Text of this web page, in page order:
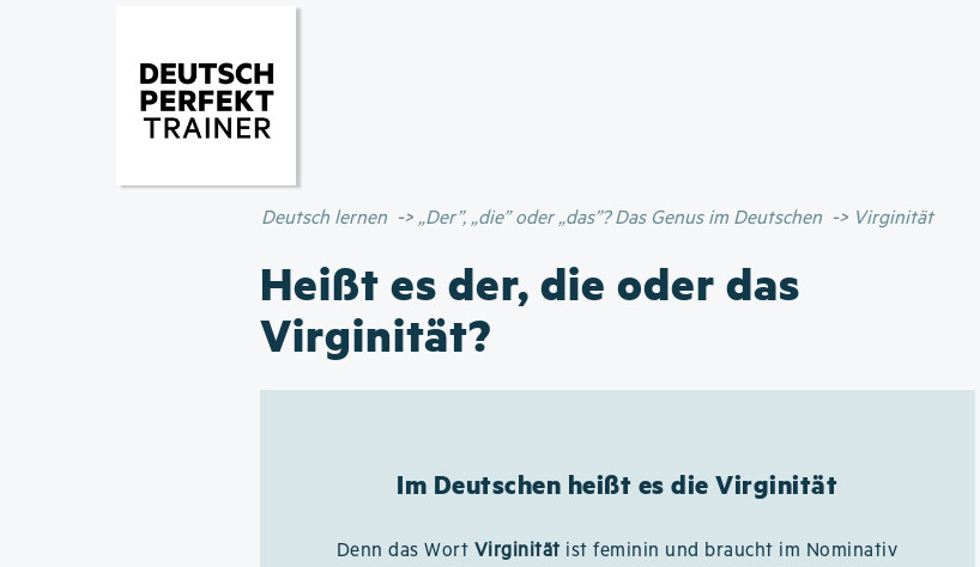
Deutsch lernen „Der”, „die” oder „das”? Das Genus im Deutschen Virginität
Heißt es der, die oder das
Virginität?
Im Deutschen heißt es die Virginität
Denn das Wort Virginität ist feminin und braucht im Nominativ